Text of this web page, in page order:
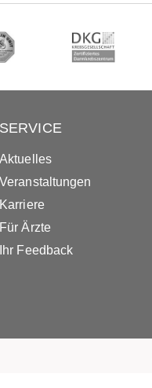
SERVICE
Aktuelles
Veranstaltungen
Karriere
Für Ärzte
Ihr Feedback